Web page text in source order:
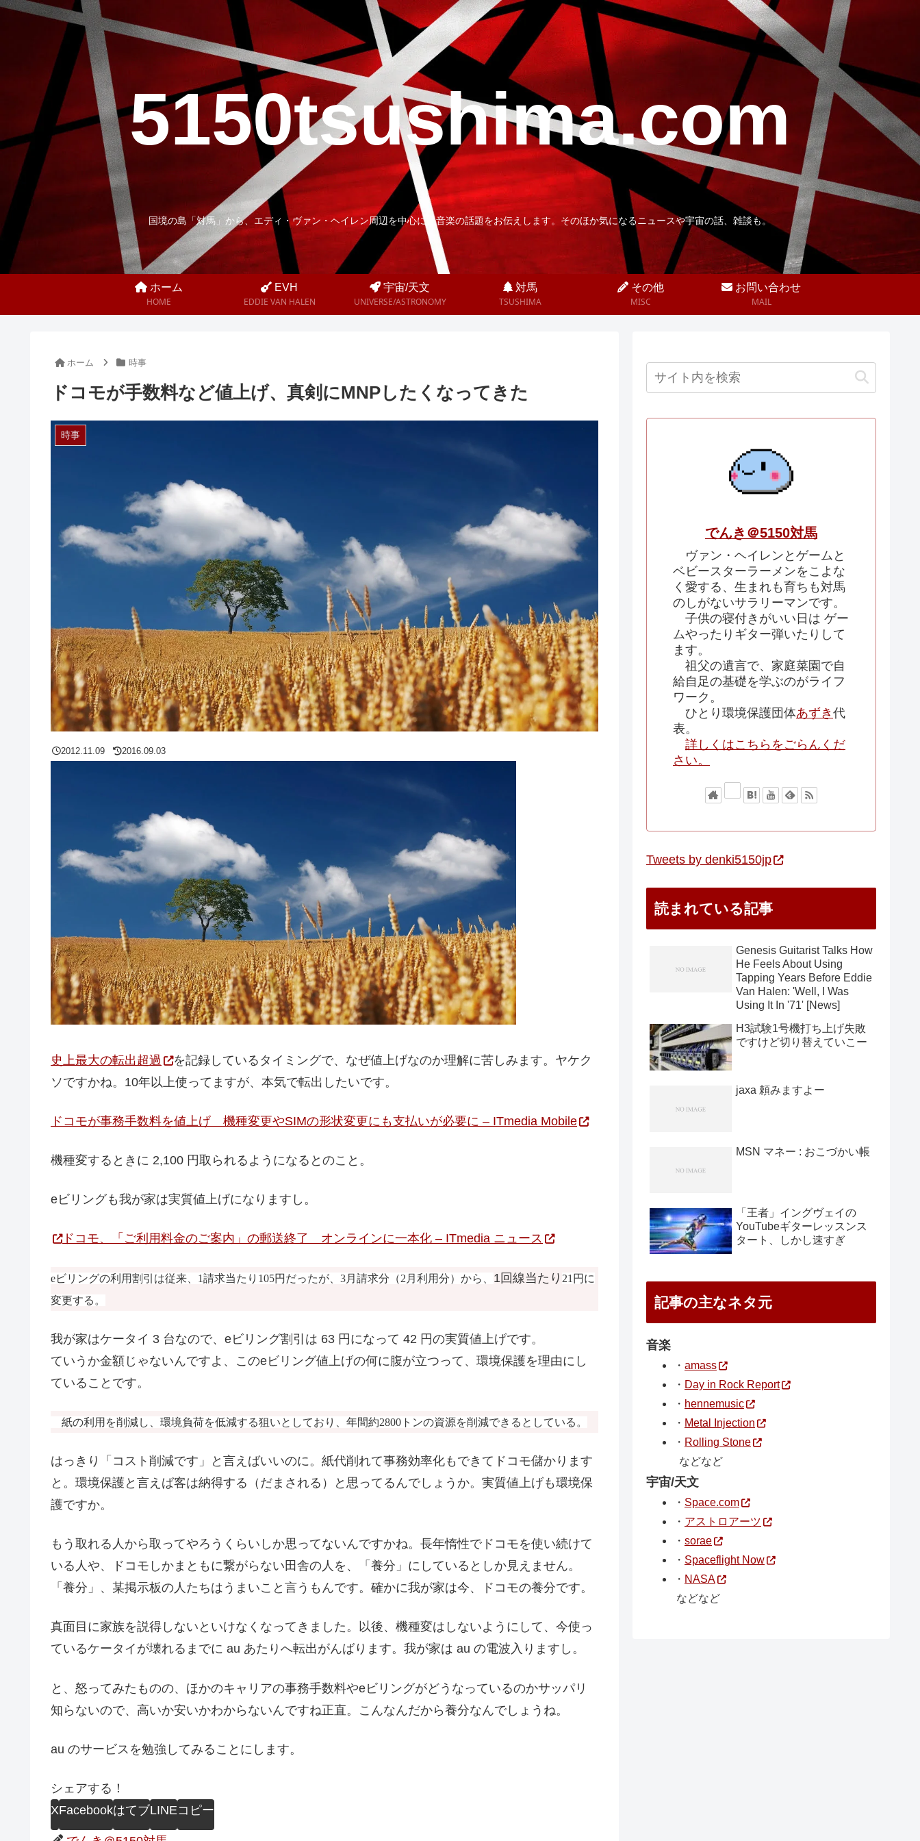
5150tsushima.com
国境の島「対馬」から、エディ・ヴァン・ヘイレン周辺を中心に、音楽の話題をお伝えします。そのほか気になるニュースや宇宙の話、雑談も。
ホーム
HOME
EVH
EDDIE VAN HALEN
宇宙/天文
UNIVERSE/ASTRONOMY
対馬
TSUSHIMA
その他
MISC
お問い合わせ
MAIL
ホーム 時事
ドコモが手数料など値上げ、真剣にMNPしたくなってきた
時事
2012.11.09 2016.09.03
史上最大の転出超過
を記録しているタイミングで、なぜ値上げなのか理解に苦しみます。ヤケク
ソですかね。10年以上使ってますが、本気で転出したいです。
ドコモが事務手数料を値上げ 機種変更やSIMの形状変更にも支払いが必要に – ITmedia Mobile
機種変するときに 2,100 円取られるようになるとのこと。
eビリングも我が家は実質値上げになりますし。
ドコモ、「ご利用料金のご案内」の郵送終了 オンラインに一本化 – ITmedia ニュース
eビリングの利用割引は従来、1請求当たり105円だったが、3月請求分（2月利用分）から、 1回線当たり 21円に
変更する。
我が家はケータイ 3 台なので、eビリング割引は 63 円になって 42 円の実質値上げです。
ていうか金額じゃないんですよ、このeビリング値上げの何に腹が立つって、環境保護を理由にし
ていることです。
紙の利用を削減し、環境負荷を低減する狙いとしており、年間約2800トンの資源を削減できるとしている。
はっきり「コスト削減です」と言えばいいのに。紙代削れて事務効率化もできてドコモ儲かります
と。環境保護と言えば客は納得する（だまされる）と思ってるんでしょうか。実質値上げも環境保
護ですか。
もう取れる人から取ってやろうくらいしか思ってないんですかね。長年惰性でドコモを使い続けて
いる人や、ドコモしかまともに繋がらない田舎の人を、「養分」にしているとしか見えません。
「養分」、某掲示板の人たちはうまいこと言うもんです。確かに我が家は今、ドコモの養分です。
真面目に家族を説得しないといけなくなってきました。以後、機種変はしないようにして、今使っ
ているケータイが壊れるまでに au あたりへ転出がんばります。我が家は au の電波入りますし。
と、怒ってみたものの、ほかのキャリアの事務手数料やeビリングがどうなっているのかサッパリ
知らないので、高いか安いかわからないんですね正直。こんなんだから養分なんでしょうね。
au のサービスを勉強してみることにします。
シェアする！
XFacebookはてブLINEコピー
でんき＠5150対馬
ヴァン・ヘイレンとゲームと
ベビースターラーメンをこよな
く愛する、生まれも育ちも対馬
のしがないサラリーマンです。
子供の寝付きがいい日は ゲー
ムやったりギター弾いたりして
ます。
祖父の遺言で、家庭菜園で自
給自足の基礎を学ぶのがライフ
ワーク。
ひとり環境保護団体あずき 代
表。
詳しくはこちらをごらんくだ
さい。
Tweets by denki5150jp
読まれている記事
Genesis Guitarist Talks How
He Feels About Using
Tapping Years Before Eddie
Van Halen: 'Well, I Was
Using It In '71' [News]
H3試験1号機打ち上げ失敗
ですけど切り替えていこー
jaxa 頼みますよー
MSN マネー : おこづかい帳
「王者」イングヴェイの
YouTubeギターレッスンス
タート、しかし速すぎ
記事の主なネタ元
音楽
・ amass
・ Day in Rock Report
・ hennemusic
・ Metal Injection
・ Rolling Stone
などなど
宇宙/天文
・ Space.com
・ アストロアーツ
・ sorae
・ Spaceflight Now
・ NASA
などなど